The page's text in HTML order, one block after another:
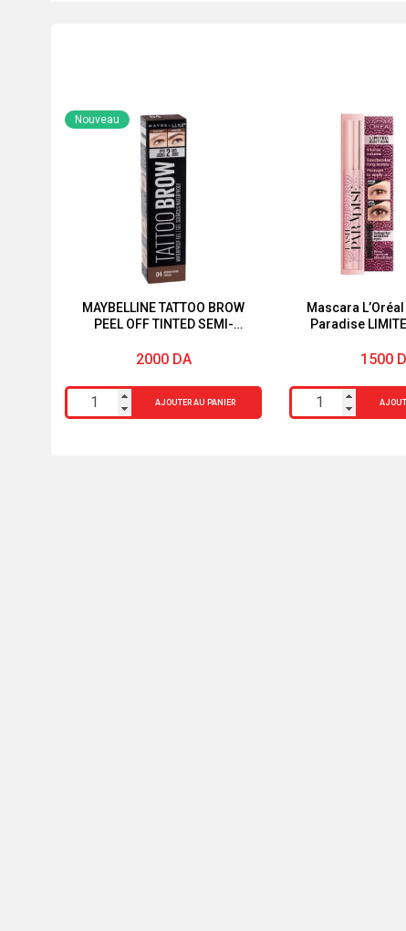
MAYBELLINE TATTOO BROW
PEEL OFF TINTED SEMI-
MEDIUM BROWN
Nouveau
2000 DA
quantité
de
AJOUTER AU PANIER
Mascara
Paradise
1500
quantité
de